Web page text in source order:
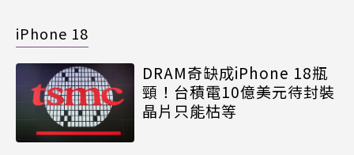
iPhone 18
DRAM奇缺成iPhone 18瓶
頸！台積電10億美元待封裝
晶片只能枯等